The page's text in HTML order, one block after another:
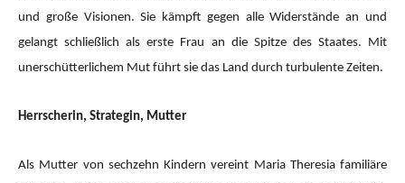
und große Visionen. Sie kämpft gegen alle Widerstände an und
gelangt schließlich als erste Frau an die Spitze des Staates. Mit
unerschütterlichem Mut führt sie das Land durch turbulente Zeiten.
Herrscherin, Strategin, Mutter
Als Mutter von sechzehn Kindern vereint Maria Theresia familiäre